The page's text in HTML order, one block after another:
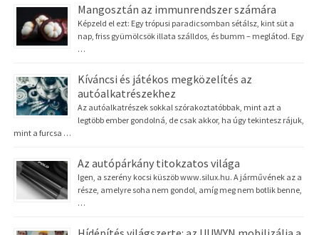
Mangosztán az immunrendszer számára
Képzeld el ezt: Egy trópusi paradicsomban sétálsz, kint süt a
nap, friss gyümölcsök illata szálldos, és bumm – meglátod. Egy
…
Kíváncsi és játékos megközelítés az
autóalkatrészekhez
Az autóalkatrészek sokkal szórakoztatóbbak, mint azt a
legtöbb ember gondolná, de csak akkor, ha úgy tekintesz rájuk,
mint a furcsa …
Az autópárkány titokzatos világa
Igen, a szerény kocsi küszöb www.silux.hu. A járművének az a
része, amelyre soha nem gondol, amíg meg nem botlik benne,
…